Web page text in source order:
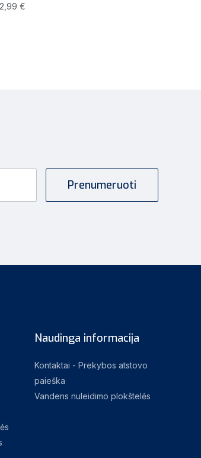
€
Naudinga informacija
Kontaktai - Prekybos atstovo
paieška
Vandens nuleidimo plokštelės